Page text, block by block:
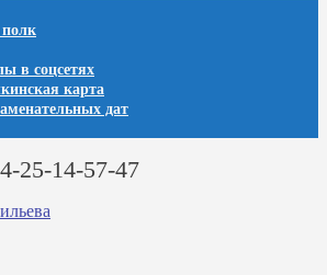
в соцсетях
карта
дат
25-14-57-47